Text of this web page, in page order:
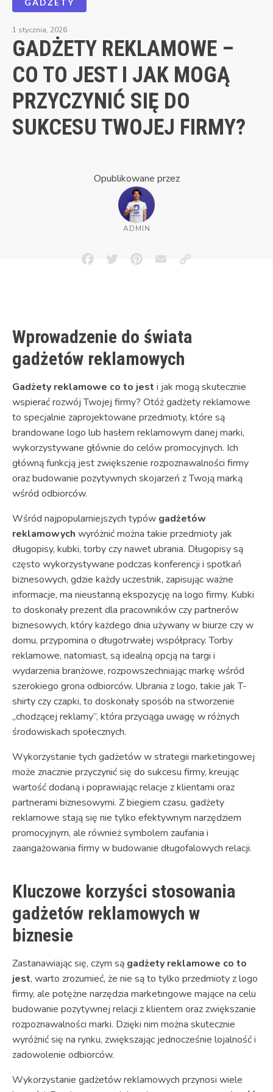
1 stycznia, 2026
GADŻETY REKLAMOWE –
CO TO JEST I JAK MOGĄ
PRZYCZYNIĆ SIĘ DO
SUKCESU TWOJEJ FIRMY?
Opublikowane przez
ADMIN
FacebookTwitterPinterestEmailCopy
Wprowadzenie do świata
gadżetów reklamowych
Gadżety reklamowe co to jest i jak mogą skutecznie
wspierać rozwój Twojej firmy? Otóż gadżety reklamowe
to specjalnie zaprojektowane przedmioty, które są
brandowane logo lub hasłem reklamowym danej marki,
wykorzystywane głównie do celów promocyjnych. Ich
główną funkcją jest zwiększenie rozpoznawalności firmy
oraz budowanie pozytywnych skojarzeń z Twoją marką
wśród odbiorców.
Wśród najpopularniejszych typów gadżetów
reklamowych wyróżnić można takie przedmioty jak
długopisy, kubki, torby czy nawet ubrania. Długopisy są
często wykorzystywane podczas konferencji i spotkań
biznesowych, gdzie każdy uczestnik, zapisując ważne
informacje, ma nieustanną ekspozycję na logo firmy. Kubki
to doskonały prezent dla pracowników czy partnerów
biznesowych, który każdego dnia używany w biurze czy w
domu, przypomina o długotrwałej współpracy. Torby
reklamowe, natomiast, są idealną opcją na targi i
wydarzenia branżowe, rozpowszechniając markę wśród
szerokiego grona odbiorców. Ubrania z logo, takie jak T-
shirty czy czapki, to doskonały sposób na stworzenie
„chodzącej reklamy”, która przyciąga uwagę w różnych
środowiskach społecznych.
Wykorzystanie tych gadżetów w strategii marketingowej
może znacznie przyczynić się do sukcesu firmy, kreując
wartość dodaną i poprawiając relacje z klientami oraz
partnerami biznesowymi. Z biegiem czasu, gadżety
reklamowe stają się nie tylko efektywnym narzędziem
promocyjnym, ale również symbolem zaufania i
zaangażowania firmy w budowanie długofalowych relacji.
Kluczowe korzyści stosowania
gadżetów reklamowych w
biznesie
Zastanawiając się, czym są gadżety reklamowe co to
jest, warto zrozumieć, że nie są to tylko przedmioty z logo
firmy, ale potężne narzędzia marketingowe mające na celu
budowanie pozytywnej relacji z klientem oraz zwiększanie
rozpoznawalności marki. Dzięki nim można skutecznie
wyróżnić się na rynku, zwiększając jednocześnie lojalność i
zadowolenie odbiorców.
Wykorzystanie gadżetów reklamowych przynosi wiele